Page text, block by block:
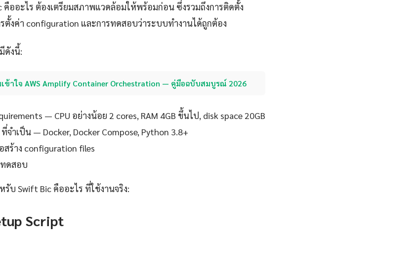
คืออะไร ต้องเตรียมสภาพแวดล้อมให้พร้อมก่อน ซึ่งรวมถึงการติดตั้ง
ตั้งค่า configuration และการทดสอบว่าระบบทำงานได้ถูกต้อง
ดังนี้:
ข้าใจ AWS Amplify Container Orchestration — คู่มือฉบับสมบูรณ์ 2026
— CPU อย่างน้อย 2 cores, RAM 4GB ขึ้นไป, disk space 20GB
จำเป็น — Docker, Docker Compose, Python 3.8+
สร้าง configuration files
ดสอบ
บ Swift Bic คืออะไร ที่ใช้งานจริง:
Script